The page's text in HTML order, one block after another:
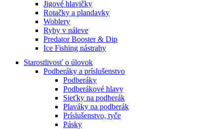
Jigové hlavičky
Rotačky a plandavky
Woblery
Ryby v náleve
Predator Booster & Dip
Ice Fishing nástrahy
Starostlivosť o úlovok
Podberáky a príslušenstvo
Podberáky
Podberákové hlavy
Sieťky na podberák
Plaváky na podberák
Príslušenstvo, tyče
Pásky